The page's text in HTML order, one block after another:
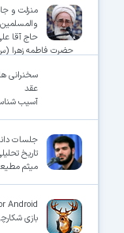
منزلت و
والمسلمین
حاج آقا
حضرت فاطمه زهرا (س)
سخنرانی
عقد
آسیب
جلسات
تاریخ
میثم مطیعی
Android
بازی